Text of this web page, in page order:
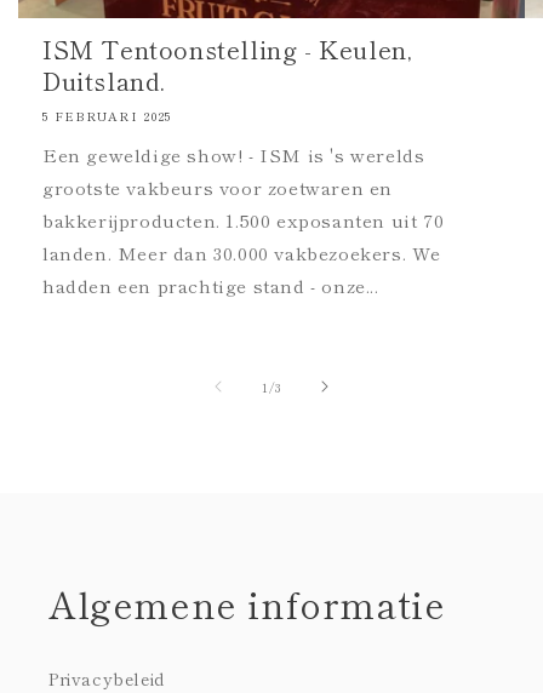
ISM Tentoonstelling - Keulen,
Duitsland.
5 FEBRUARI 2025
Een geweldige show! - ISM is 's werelds
grootste vakbeurs voor zoetwaren en
bakkerijproducten. 1.500 exposanten uit 70
landen. Meer dan 30.000 vakbezoekers. We
hadden een prachtige stand - onze...
1 /van
3
Algemene informatie
Privacybeleid